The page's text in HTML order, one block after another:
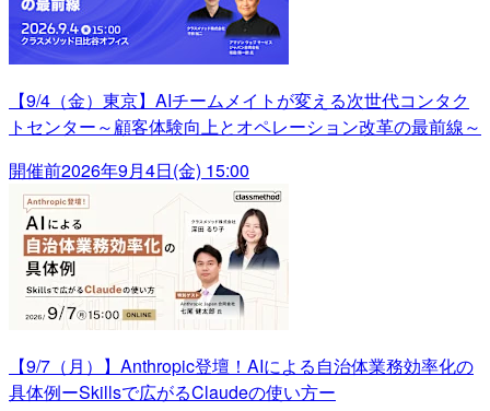
【9/4（金）東京】AIチームメイトが変える次世代コンタク
トセンター～顧客体験向上とオペレーション改革の最前線～
開催前2026年9月4日(金) 15:00
【9/7（月）】Anthropic登壇！AIによる自治体業務効率化の
具体例ーSkillsで広がるClaudeの使い方ー